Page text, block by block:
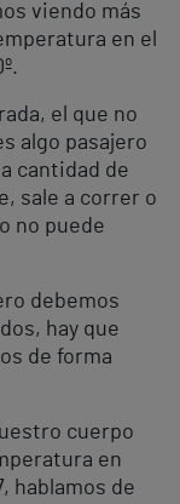
viendo más
en el
el que no
algo pasajero
cantidad de
sale a correr o
no puede
debemos
hay que
de forma
cuerpo
en
hablamos de